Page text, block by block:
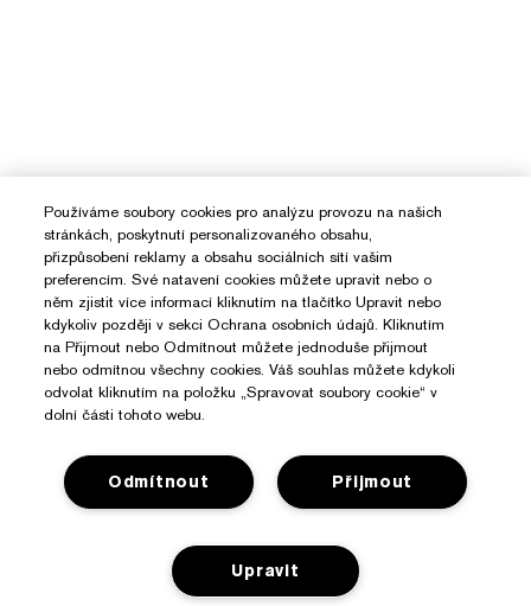
Sledování objednávky
Používáme soubory cookies pro analýzu provozu na našich
stránkách, poskytnutí personalizovaného obsahu,
přizpůsobení reklamy a obsahu sociálních sítí vašim
preferencím. Své natavení cookies můžete upravit nebo o
něm zjistit více informací kliknutím na tlačítko Upravit nebo
kdykoliv později v sekci Ochrana osobních údajů. Kliknutím
na Přijmout nebo Odmítnout můžete jednoduše přijmout
nebo odmítnou všechny cookies. Váš souhlas můžete kdykoli
odvolat kliknutím na položku „Spravovat soubory cookie“ v
dolní části tohoto webu.
Přijmout
Odmítnout
Upravit